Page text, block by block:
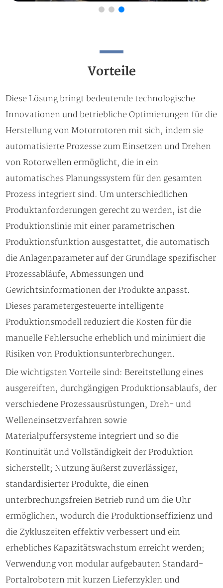
Vorteile
Diese Lösung bringt bedeutende technologische
Innovationen und betriebliche Optimierungen für die
Herstellung von Motorrotoren mit sich, indem sie
automatisierte Prozesse zum Einsetzen und Drehen
von Rotorwellen ermöglicht, die in ein
automatisches Planungssystem für den gesamten
Prozess integriert sind. Um unterschiedlichen
Produktanforderungen gerecht zu werden, ist die
Produktionslinie mit einer parametrischen
Produktionsfunktion ausgestattet, die automatisch
die Anlagenparameter auf der Grundlage spezifischer
Prozessabläufe, Abmessungen und
Gewichtsinformationen der Produkte anpasst.
Dieses parametergesteuerte intelligente
Produktionsmodell reduziert die Kosten für die
manuelle Fehlersuche erheblich und minimiert die
Risiken von Produktionsunterbrechungen.
Die wichtigsten Vorteile sind: Bereitstellung eines
ausgereiften, durchgängigen Produktionsablaufs, der
verschiedene Prozessausrüstungen, Dreh- und
Welleneinsetzverfahren sowie
Materialpuffersysteme integriert und so die
Kontinuität und Vollständigkeit der Produktion
sicherstellt; Nutzung äußerst zuverlässiger,
standardisierter Produkte, die einen
unterbrechungsfreien Betrieb rund um die Uhr
ermöglichen, wodurch die Produktionseffizienz und
die Zykluszeiten effektiv verbessert und ein
erhebliches Kapazitätswachstum erreicht werden;
Verwendung von modular aufgebauten Standard-
Portalrobotern mit kurzen Lieferzyklen und